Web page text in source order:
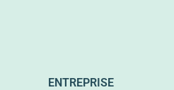
ENTREPRISE